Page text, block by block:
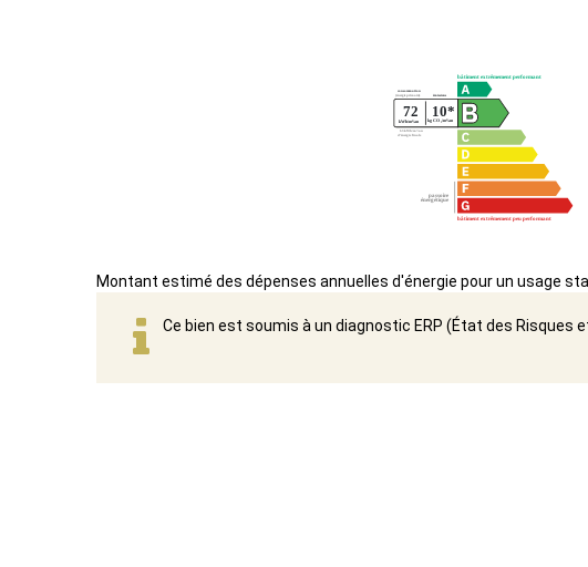
Montant estimé des dépenses annuelles d'énergie pour un usage
Ce bien est soumis à un diagnostic ERP (État des Risques